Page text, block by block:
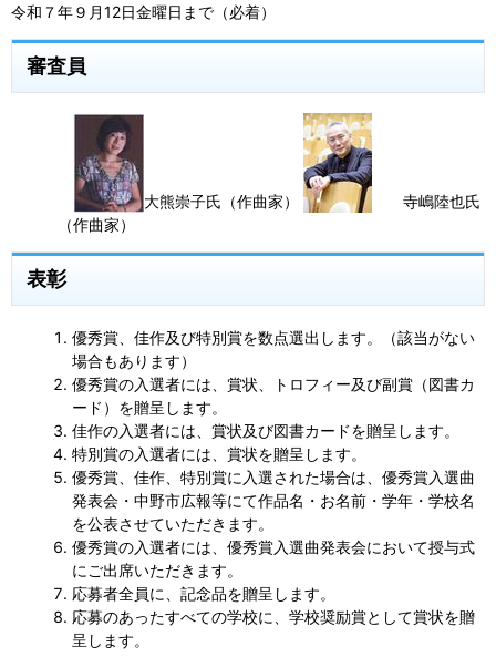
令和７年９月12日金曜日まで（必着）
審査員
大熊崇子氏（作曲家）
寺嶋陸也氏
（作曲家）
表彰
優秀賞、佳作及び特別賞を数点選出します。（該当がない
場合もあります）
優秀賞の入選者には、賞状、トロフィー及び副賞（図書カ
ード）を贈呈します。
佳作の入選者には、賞状及び図書カードを贈呈します。
特別賞の入選者には、賞状を贈呈します。
優秀賞、佳作、特別賞に入選された場合は、優秀賞入選曲
発表会・中野市広報等にて作品名・お名前・学年・学校名
を公表させていただきます。
優秀賞の入選者には、優秀賞入選曲発表会において授与式
にご出席いただきます。
応募者全員に、記念品を贈呈します。
応募のあったすべての学校に、学校奨励賞として賞状を贈
呈します。